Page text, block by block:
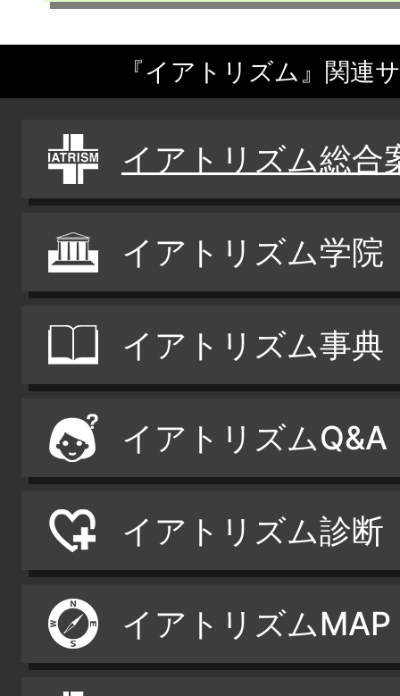
『イアトリズム』関連
イアトリズム総合
イアトリズム学院
イアトリズム事典
イアトリズムQ&A
イアトリズム診断
イアトリズムMAP